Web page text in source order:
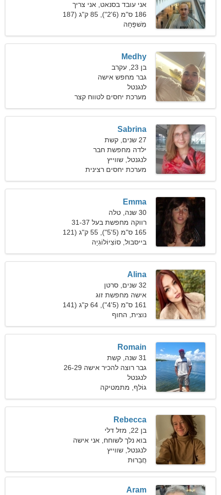
אני עובד בסנאט, אני צריך
אישה חברותית
186 ס"מ (6'2"), 85 ק"ג (187
פאונד)
מִשׁפָּחָה
Medhy
בן 23, עקרב
גבר מחפש אישה
לנגנטל
מערכת יחסים לטווח קצר
Sabrina
27 שנים, קשת
ילדה מחפשת חבר
לנגנטל, שווייץ
מערכת יחסים רצינית
Emma
30 שנה, טלה
רווקה מחפשת בעל 31-37
165 ס"מ (5'5"), 55 ק"ג (121
פאונד)
בייסבול, סוֹצִיוֹלוֹגִיָה
Alina
32 שנים, סרטן
אישה מחפשת זוג
161 ס"מ (5'4"), 64 ק"ג (141
פאונד)
נוצית, החוף
Romain
31 שנה, קשת
גבר רוצה להכיר אישה 26-29
לנגנטל
גוֹלף, מתמטיקה
Rebecca
בן 22, מזל דלי
בוא נלך לשוחח, אני אישה
אקסטרווגנטית
לנגנטל, שווייץ
חֲבֵרוּת
Aram